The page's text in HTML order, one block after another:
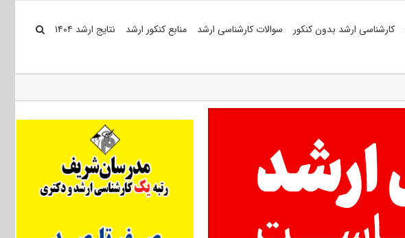
کارشناسی ارشد بدون کنکور سوالات کارشناسی ارشد منابع کنکور ارشد نتایج ارشد ۱۴۰۴